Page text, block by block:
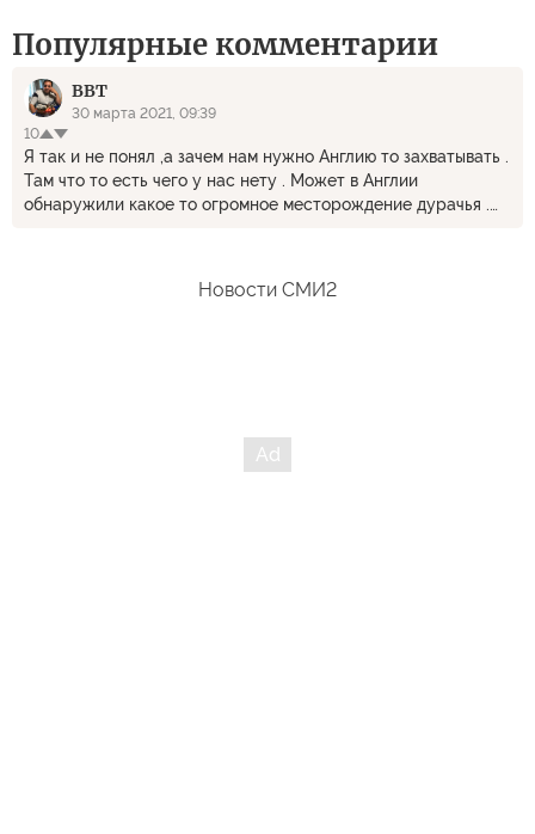
Популярные комментарии
ВВТ
30 марта 2021, 09:39
10
Я так и не понял ,а зачем нам нужно Англию то захватывать .
Там что то есть чего у нас нету . Может в Англии
обнаружили какое то огромное месторождение дурачья .
как то и не грустим по ентому поводу . Пусть они все на
Новости СМИ2